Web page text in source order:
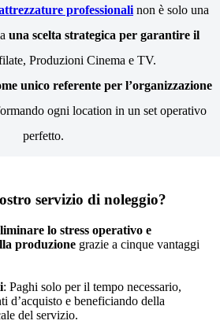
professionali non è solo una
una scelta strategica per garantire il
Produzioni Cinema e TV.
unico referente per l’organizzazione
ogni location in un set operativo
perfetto.
servizio di noleggio?
lo stress operativo e
produzione grazie a cinque vantaggi
: Paghi solo per il tempo necessario,
d’acquisto e beneficiando della
del servizio.